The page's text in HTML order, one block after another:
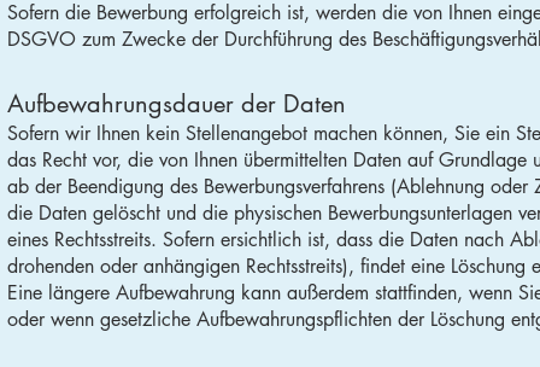
Sofern die Bewerbung erfolgreich ist, werden die von Ihnen
DSGVO zum Zwecke der Durchführung des
Aufbewahrungsdauer der Daten
Sofern wir Ihnen kein Stellenangebot machen können, Sie ein
das Recht vor, die von Ihnen übermittelten Daten auf
ab der Beendigung des Bewerbungsverfahrens (Ablehnung
die Daten gelöscht und die physischen Bewerbungsunterlagen
eines Rechtsstreits. Sofern ersichtlich ist, dass die Daten nach
drohenden oder anhängigen Rechtsstreits), findet eine
Eine längere Aufbewahrung kann außerdem stattfinden, wenn
oder wenn gesetzliche Aufbewahrungspflichten der Löschung